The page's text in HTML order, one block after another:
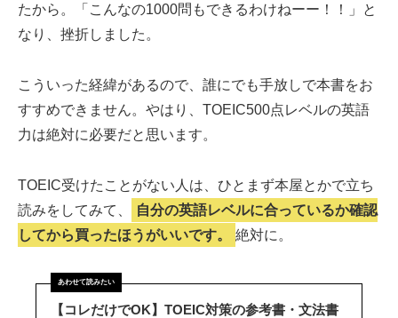
たから。「こんなの1000問もできるわけねーー！！」と
なり、挫折しました。
こういった経緯があるので、誰にでも手放しで本書をお
すすめできません。やはり、TOEIC500点レベルの英語
力は絶対に必要だと思います。
TOEIC受けたことがない人は、ひとまず本屋とかで立ち
読みをしてみて、
自分の英語レベルに合っているか確認
してから買ったほうがいいです。
絶対に。
【コレだけでOK】TOEIC対策の参考書・文法書